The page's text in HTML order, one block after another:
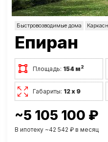
Быстровозводимые дома
Епиран
Площадь: 154 м2
Габариты: 12 х 9
~5 105 100 ₽
В ипотеку ~42 542 ₽ в месяц